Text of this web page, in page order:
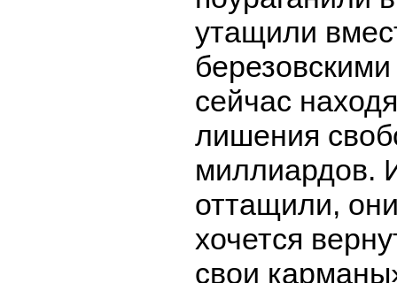
утащили
сейчас
лишения
миллиардов.
оттащили,
хочется
свои